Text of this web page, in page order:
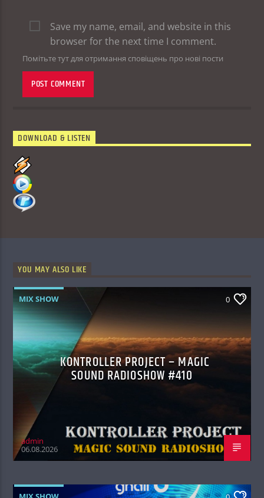
Save my name, email, and website in this
browser for the next time I comment.
Помітьте тут для отримання сповіщень про нові пости
DOWNLOAD & LISTEN
YOU MAY ALSO LIKE
MIX SHOW 0
KONTROLLER PROJECT – MAGIC
SOUND RADIOSHOW #410
admin
06.08.2026